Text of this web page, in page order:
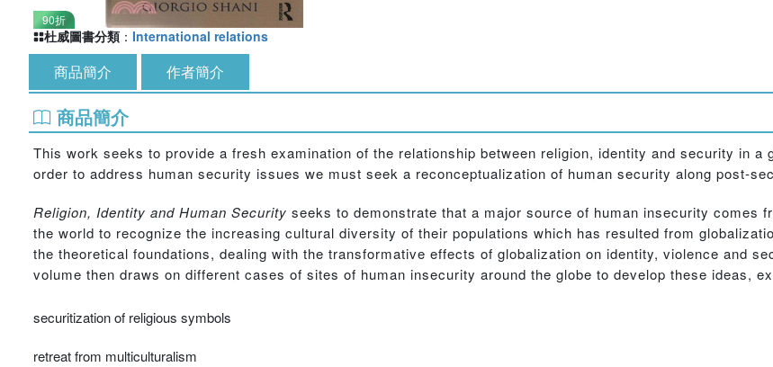
90折
杜威圖書分類 ： International relations
商品簡介 作者簡介
商品簡介
This work seeks to provide a fresh examination of the relationship between religion, identity and security in a
order to address human security issues we must seek a reconceptualization of human security along post-
Religion, Identity and Human Security seeks to demonstrate that a major source of human insecurity comes
the world to recognize the increasing cultural diversity of their populations which has resulted from
the theoretical foundations, dealing with the transformative effects of globalization on identity, violence and
volume then draws on different cases of sites of human insecurity around the globe to develop these ideas,
securitization of religious symbols
retreat from multiculturalism